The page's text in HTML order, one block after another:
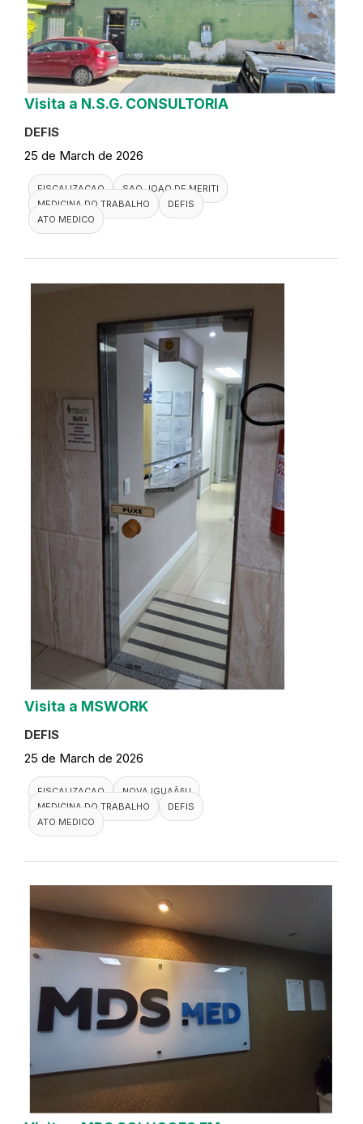
Visita a N.S.G. CONSULTORIA
DEFIS
25 de March de 2026
FISCALIZACAO
SAO JOAO DE MERITI
MEDICINA DO TRABALHO
DEFIS
ATO MEDICO
Visita a MSWORK
DEFIS
25 de March de 2026
FISCALIZACAO
NOVA IGUAÃ§U
MEDICINA DO TRABALHO
DEFIS
ATO MEDICO